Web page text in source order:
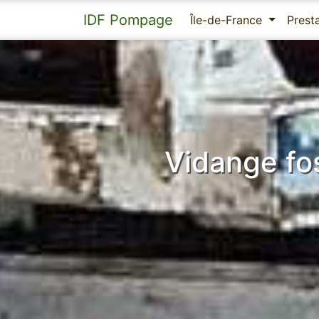
IDF Pompage Île-de-France
Vidange